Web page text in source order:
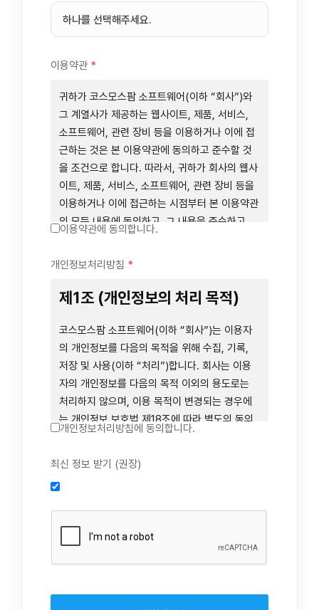
이용약관 *
귀하가 코스모스팜 소프트웨어(이하 “회사”)와
그 계열사가 제공하는 웹사이트, 제품, 서비스,
소프트웨어, 관련 장비 등을 이용하거나 이에 접
근하는 것은 본 이용약관에 동의하고 준수할 것
을 조건으로 합니다. 따라서, 귀하가 회사의 웹사
이트, 제품, 서비스, 소프트웨어, 관련 장비 등을
이용하거나 이에 접근하는 시점부터 본 이용약관
의 모든 내용에 동의하고, 그 내용을 준수하고,
귀하가 본 이용약관에 동의하지 않을 경우에는
련 장비 등을 이용하거나 이에 접근하는 행위를
즉시 중단하여야 합니다. 그러므로, 서비스 사용
전에 본 이용약관의 내용을 주의 깊게 읽으시기
바랍니다.
제1장 총칙
제1조 (목적)
웹사이트, 관련 소프트웨어 및 장비 등을 통하여
제공하는 "사이드톡" 서비스와 관련하여 회사와
사항을 규정함을 목적으로 합니다.
이용약관에 동의합니다.
개인정보처리방침 *
제1조 (개인정보의 처리 목적)
코스모스팜 소프트웨어(이하 “회사”)는 이용자
의 개인정보를 다음의 목적을 위해 수집, 기록,
저장 및 사용(이하 “처리”)합니다. 회사는 이용
자의 개인정보를 다음의 목적 이외의 용도로는
처리하지 않으며, 이용 목적이 변경되는 경우에
는 개인정보 보호법 제18조에 따라 별도의 동의
를 받는 등 법령상 필요한 조치를 이행합니다.
인 동의 진행, 이용자 및 법정대리인의 본인 확
인, 이용자 식별, 회원탈퇴 의사의 확인
2. 약관 위반 행위 등을 포함하여 서비스의 원활
한 운영에 지장을 주는 행위에 대한 방지 및 제
재, 계정도용 방지, 약관 개정 등의 고지사항 전
달, 분쟁조정을 위한 기록 보존, 민원처리 등 이
3. 서비스 이용기록과 접속 빈도 분석, 서비스 이
개인정보처리방침에 동의합니다.
최신 정보 받기 (권장)